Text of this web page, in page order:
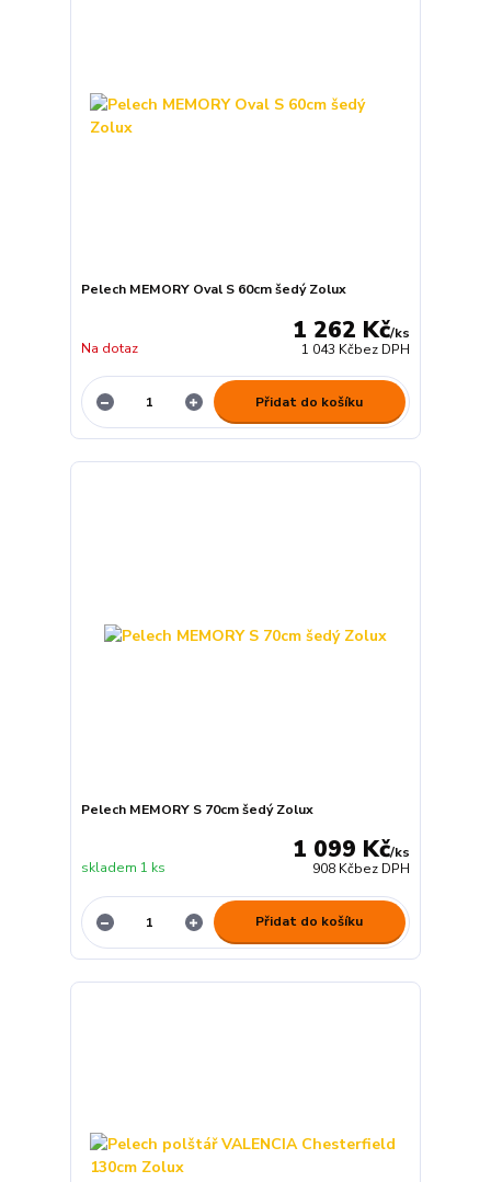
Pelech MEMORY Oval S 60cm šedý Zolux
1 262 Kč/ks
1 043 Kčbez DPH
Na dotaz
Přidat do košíku
Pelech MEMORY S 70cm šedý Zolux
1 099 Kč/ks
908 Kčbez DPH
skladem 1 ks
Přidat do košíku